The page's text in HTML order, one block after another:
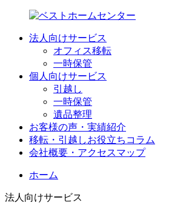
法人向けサービス
オフィス移転
一時保管
個人向けサービス
引越し
一時保管
遺品整理
お客様の声・実績紹介
移転・引越しお役立ちコラム
会社概要・アクセスマップ
ホーム
法人向けサービス